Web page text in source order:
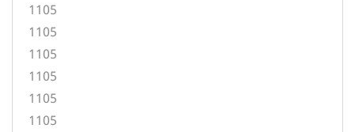
1105
1105
1105
1105
1105
1105